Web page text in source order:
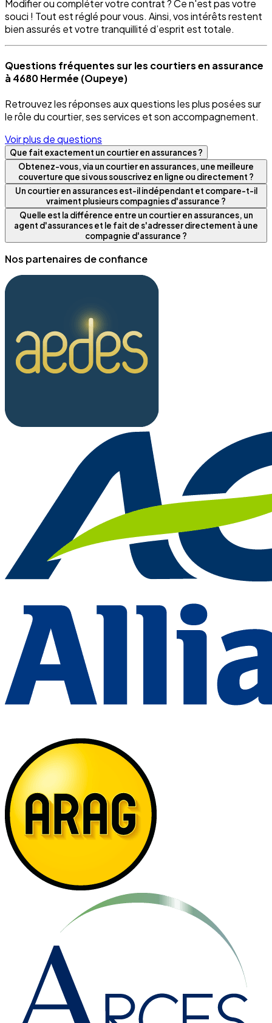
Modifier ou compléter votre contrat ? Ce n'est pas votre
souci ! Tout est réglé pour vous. Ainsi, vos intérêts restent
bien assurés et votre tranquillité d’esprit est totale.
Questions fréquentes sur les courtiers en assurance
à 4680 Hermée (Oupeye)
Retrouvez les réponses aux questions les plus posées sur
le rôle du courtier, ses services et son accompagnement.
Voir plus de questions
Que fait exactement un courtier en assurances ?
Obtenez-vous, via un courtier en assurances, une meilleure
couverture que si vous souscrivez en ligne ou directement ?
Un courtier en assurances est-il indépendant et compare-t-il
vraiment plusieurs compagnies d'assurance ?
Quelle est la différence entre un courtier en assurances, un
agent d'assurances et le fait de s'adresser directement à une
compagnie d'assurance ?
Nos partenaires de confiance